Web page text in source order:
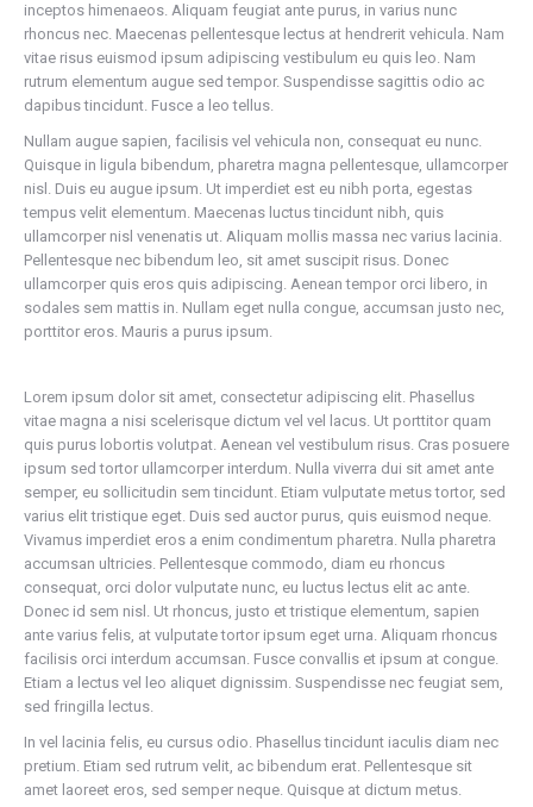
inceptos himenaeos. Aliquam feugiat ante purus, in varius nunc
rhoncus nec. Maecenas pellentesque lectus at hendrerit vehicula. Nam
vitae risus euismod ipsum adipiscing vestibulum eu quis leo. Nam
rutrum elementum augue sed tempor. Suspendisse sagittis odio ac
dapibus tincidunt. Fusce a leo tellus.
Nullam augue sapien, facilisis vel vehicula non, consequat eu nunc.
Quisque in ligula bibendum, pharetra magna pellentesque, ullamcorper
nisl. Duis eu augue ipsum. Ut imperdiet est eu nibh porta, egestas
tempus velit elementum. Maecenas luctus tincidunt nibh, quis
ullamcorper nisl venenatis ut. Aliquam mollis massa nec varius lacinia.
Pellentesque nec bibendum leo, sit amet suscipit risus. Donec
ullamcorper quis eros quis adipiscing. Aenean tempor orci libero, in
sodales sem mattis in. Nullam eget nulla congue, accumsan justo nec,
porttitor eros. Mauris a purus ipsum.
Lorem ipsum dolor sit amet, consectetur adipiscing elit. Phasellus
vitae magna a nisi scelerisque dictum vel vel lacus. Ut porttitor quam
quis purus lobortis volutpat. Aenean vel vestibulum risus. Cras posuere
ipsum sed tortor ullamcorper interdum. Nulla viverra dui sit amet ante
semper, eu sollicitudin sem tincidunt. Etiam vulputate metus tortor, sed
varius elit tristique eget. Duis sed auctor purus, quis euismod neque.
Vivamus imperdiet eros a enim condimentum pharetra. Nulla pharetra
accumsan ultricies. Pellentesque commodo, diam eu rhoncus
consequat, orci dolor vulputate nunc, eu luctus lectus elit ac ante.
Donec id sem nisl. Ut rhoncus, justo et tristique elementum, sapien
ante varius felis, at vulputate tortor ipsum eget urna. Aliquam rhoncus
facilisis orci interdum accumsan. Fusce convallis et ipsum at congue.
Etiam a lectus vel leo aliquet dignissim. Suspendisse nec feugiat sem,
sed fringilla lectus.
In vel lacinia felis, eu cursus odio. Phasellus tincidunt iaculis diam nec
pretium. Etiam sed rutrum velit, ac bibendum erat. Pellentesque sit
amet laoreet eros, sed semper neque. Quisque at dictum metus.